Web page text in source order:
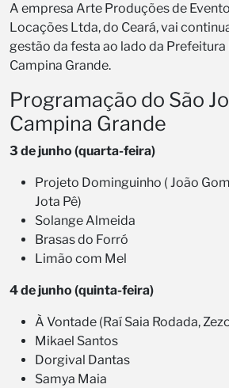
A empresa Arte Produções de
Locações Ltda, do Ceará, vai
gestão da festa ao lado da
Campina Grande.
Programação do São
Campina Grande
3 de junho (quarta-feira)
Projeto Dominguinho ( João
Jota Pê)
Solange Almeida
Brasas do Forró
Limão com Mel
4 de junho (quinta-feira)
À Vontade (Raí Saia Rodada,
Mikael Santos
Dorgival Dantas
Samya Maia